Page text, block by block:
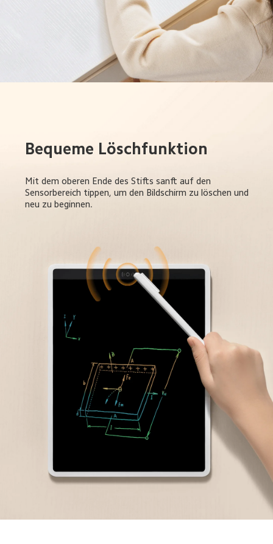
Bequeme Löschfunktion
Mit dem oberen Ende des Stifts sanft auf den
Sensorbereich tippen, um den Bildschirm zu löschen und
neu zu beginnen.